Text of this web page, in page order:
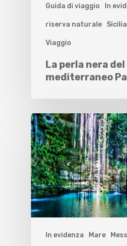
Guida di viaggio In
riserva naturale Sicilia
Viaggio
La perla nera del
mediterraneo
In evidenza Mare